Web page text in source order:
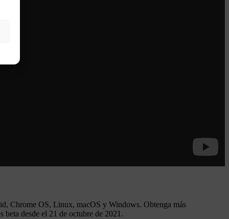
Chrome OS, Linux, macOS y Windows. Obtenga más
beta desde el 21 de octubre de 2021.